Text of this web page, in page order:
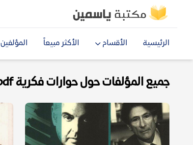
الرئيسية الأقسام الأكثر مبيعاً المؤلفين
جميع المؤلفات حول حوارات فكرية pdf